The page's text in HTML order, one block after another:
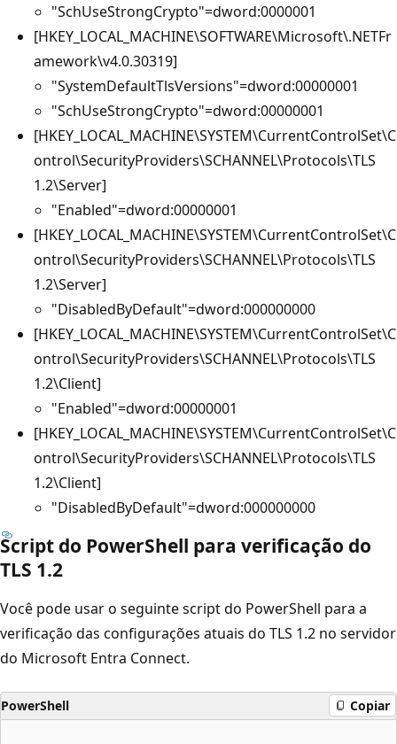
"SchUseStrongCrypto"=dword:0000001
[HKEY_LOCAL_MACHINE\SOFTWARE\Microsoft\.NETFr
amework\v4.0.30319]
"SystemDefaultTlsVersions"=dword:00000001
"SchUseStrongCrypto"=dword:00000001
[HKEY_LOCAL_MACHINE\SYSTEM\CurrentControlSet\C
ontrol\SecurityProviders\SCHANNEL\Protocols\TLS
1.2\Server]
"Enabled"=dword:00000001
[HKEY_LOCAL_MACHINE\SYSTEM\CurrentControlSet\C
ontrol\SecurityProviders\SCHANNEL\Protocols\TLS
1.2\Server]
"DisabledByDefault"=dword:000000000
[HKEY_LOCAL_MACHINE\SYSTEM\CurrentControlSet\C
ontrol\SecurityProviders\SCHANNEL\Protocols\TLS
1.2\Client]
"Enabled"=dword:00000001
[HKEY_LOCAL_MACHINE\SYSTEM\CurrentControlSet\C
ontrol\SecurityProviders\SCHANNEL\Protocols\TLS
1.2\Client]
"DisabledByDefault"=dword:000000000
Script do PowerShell para verificação do
TLS 1.2
Você pode usar o seguinte script do PowerShell para a
verificação das configurações atuais do TLS 1.2 no servidor
do Microsoft Entra Connect.
PowerShell Copiar